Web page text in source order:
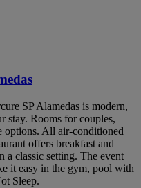
SP Alamedas is modern,
stay. Rooms for couples,
options. All air-conditioned
offers breakfast and
a classic setting. The event
it easy in the gym, pool with
Sleep.